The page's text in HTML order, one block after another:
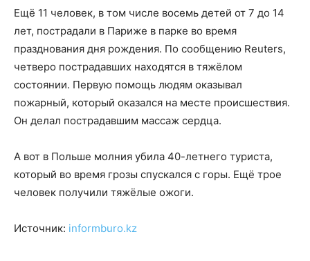
Ещё 11 человек, в том числе восемь детей от 7 до 14
лет, пострадали в Париже в парке во время
празднования дня рождения. По сообщению Reuters,
четверо пострадавших находятся в тяжёлом
состоянии. Первую помощь людям оказывал
пожарный, который оказался на месте происшествия.
Он делал пострадавшим массаж сердца.
А вот в Польше молния убила 40-летнего туриста,
который во время грозы спускался с горы. Ещё трое
человек получили тяжёлые ожоги.
Источник: informburo.kz